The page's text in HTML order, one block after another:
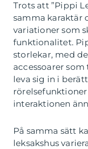
Trots att ”Pippi
samma karaktär
variationer som
funktionalitet.
storlekar, med
accessoarer
leva sig in i
interaktionen
På samma sätt
leksakshus